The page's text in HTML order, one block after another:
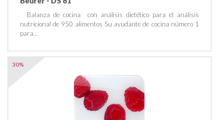
Balanza de cocina con análisis dietético para el análisis
nutricional de 950 alimentos Su ayudante de cocina número 1
para...
30%